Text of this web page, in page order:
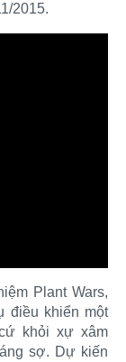
2015.​
Plant Wars,
điều khiển một
khỏi xự xâm
sợ. Dự kiến